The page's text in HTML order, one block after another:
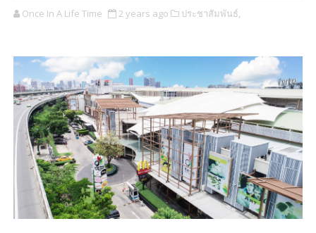
Once In A Life Time 2 years ago ประชาสัมพันธ์,